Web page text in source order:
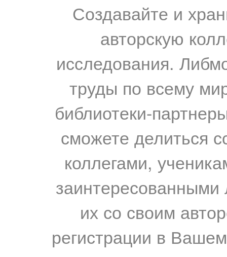
Создавайте и
авторскую
исследования.
труды по всему
библиотеки-
сможете делиться
коллегами,
их со своим
регистрации в